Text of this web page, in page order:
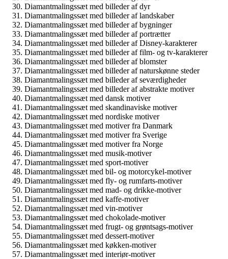
Diamantmalingssæt med billeder af dyr
Diamantmalingssæt med billeder af landskaber
Diamantmalingssæt med billeder af bygninger
Diamantmalingssæt med billeder af portrætter
Diamantmalingssæt med billeder af Disney-karakterer
Diamantmalingssæt med billeder af film- og tv-karakterer
Diamantmalingssæt med billeder af blomster
Diamantmalingssæt med billeder af naturskønne steder
Diamantmalingssæt med billeder af seværdigheder
Diamantmalingssæt med billeder af abstrakte motiver
Diamantmalingssæt med dansk motiver
Diamantmalingssæt med skandinaviske motiver
Diamantmalingssæt med nordiske motiver
Diamantmalingssæt med motiver fra Danmark
Diamantmalingssæt med motiver fra Sverige
Diamantmalingssæt med motiver fra Norge
Diamantmalingssæt med musik-motiver
Diamantmalingssæt med sport-motiver
Diamantmalingssæt med bil- og motorcykel-motiver
Diamantmalingssæt med fly- og rumfarts-motiver
Diamantmalingssæt med mad- og drikke-motiver
Diamantmalingssæt med kaffe-motiver
Diamantmalingssæt med vin-motiver
Diamantmalingssæt med chokolade-motiver
Diamantmalingssæt med frugt- og grøntsags-motiver
Diamantmalingssæt med dessert-motiver
Diamantmalingssæt med køkken-motiver
Diamantmalingssæt med interiør-motiver